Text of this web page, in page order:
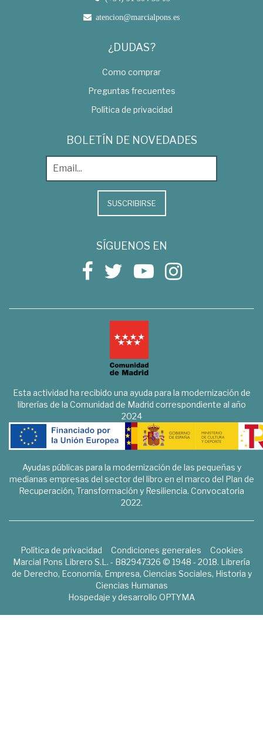
atencion@marcialpons.es
¿DUDAS?
Como comprar
Preguntas frecuentes
Política de privacidad
BOLETÍN DE NOVEDADES
SUSCRIBIRSE
SÍGUENOS EN
Esta actividad ha recibido una ayuda para la modernización de
librerías de la Comunidad de Madrid correspondiente al año
2024
Ayudas públicas para la modernización de las pequeñas y
medianas empresas del sector del libro en el marco del Plan de
Recuperación, Transformación y Resiliencia. Convocatoria
2022.
Política de privacidad Condiciones generales
Cookies
Marcial Pons Librero S.L. - B82947326 © 1948 - 2018. Librería
de Derecho, Economía, Empresa, Ciencias Sociales, Historia y
Ciencias Humanas
Hospedaje y desarrollo OPTYMA